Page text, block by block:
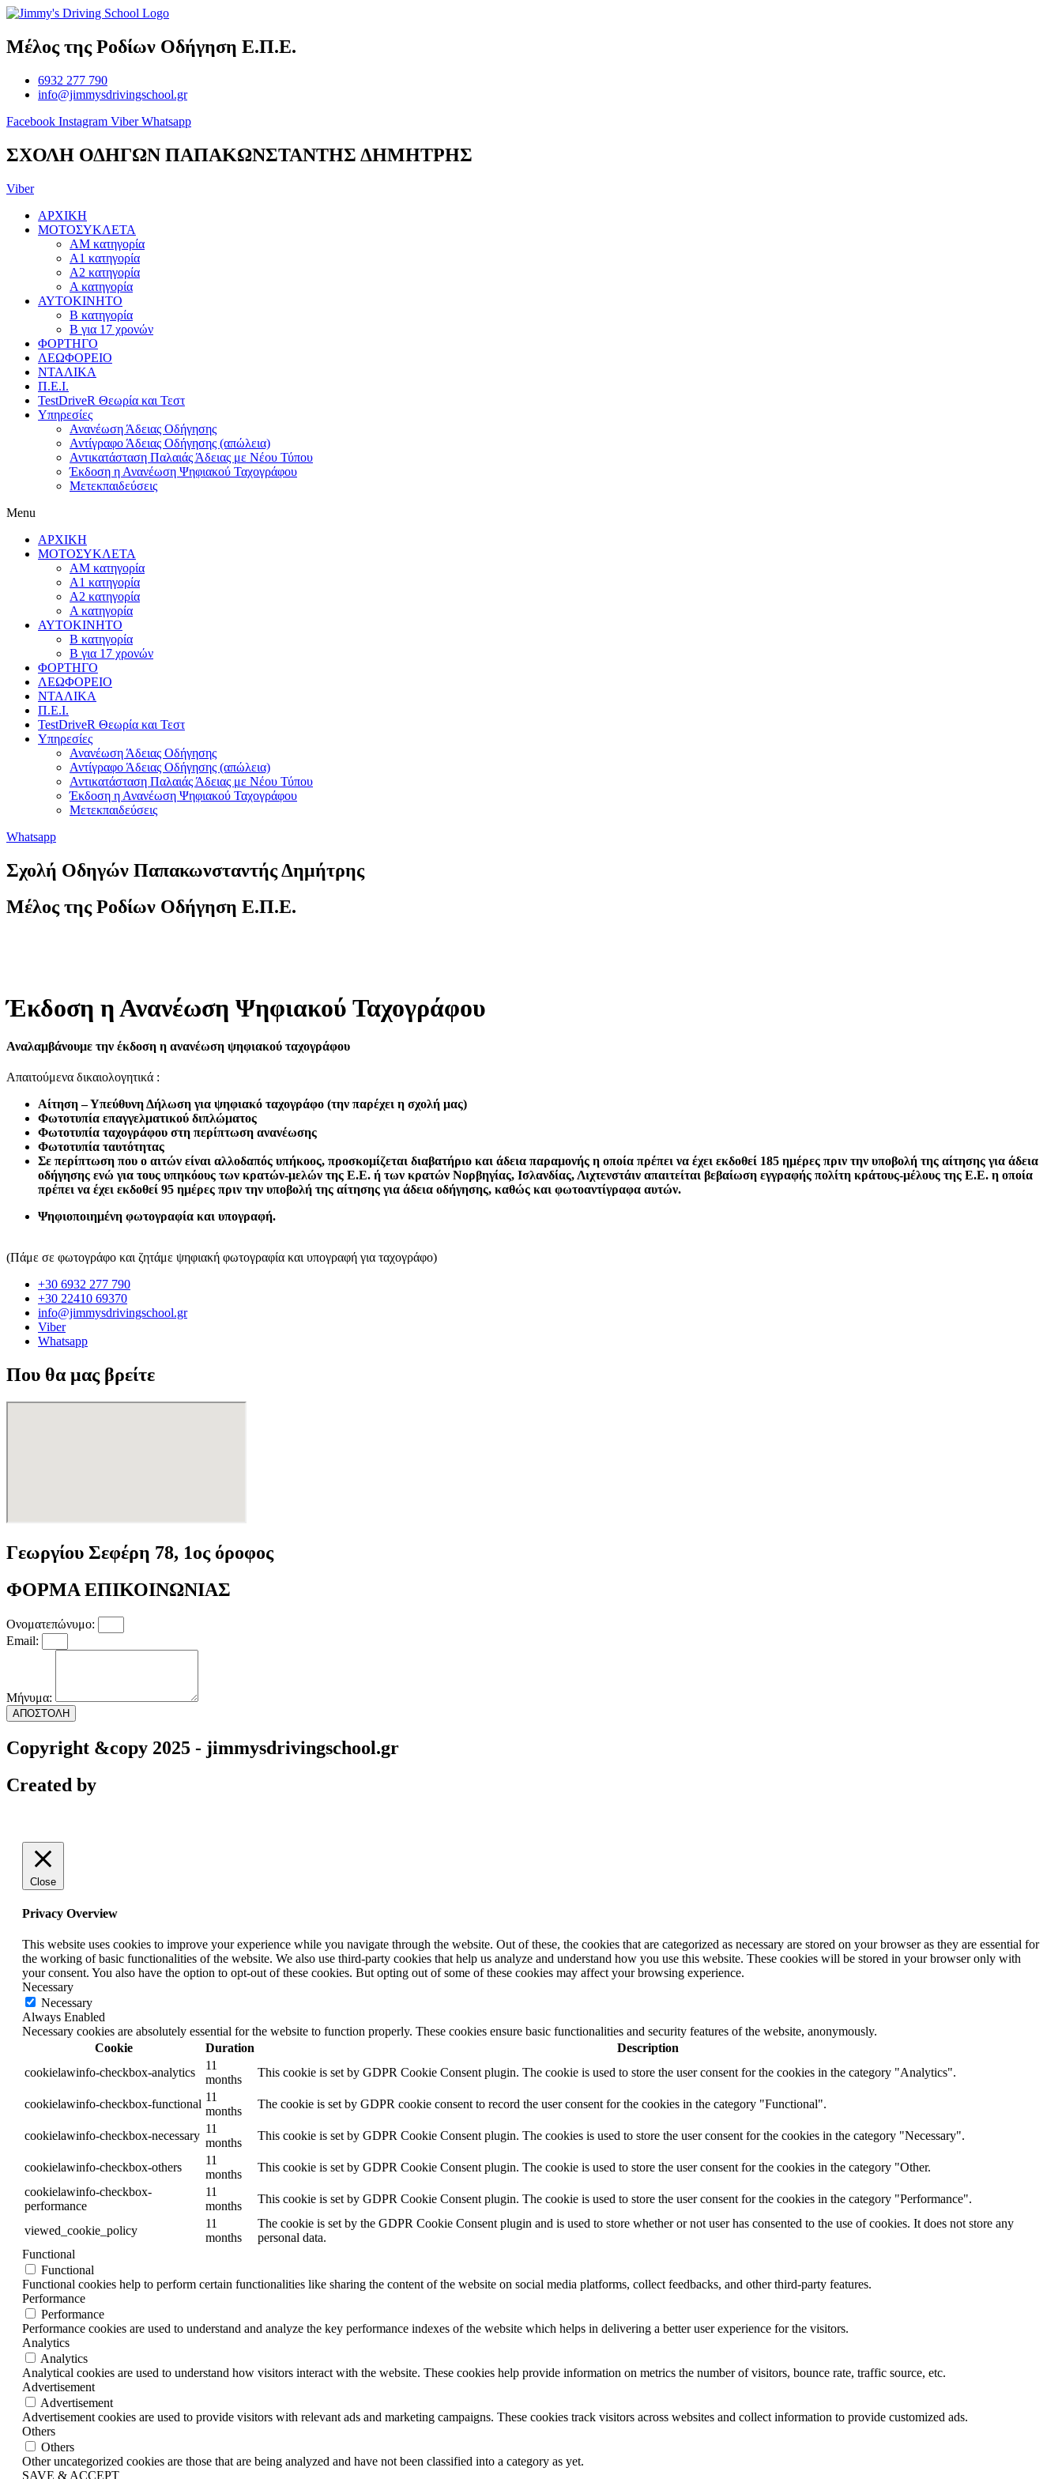
Μετάβαση
περιεχόμενο
Μέλος της Ροδίων Οδήγηση Ε.Π.Ε.
6932 277 790
info@jimmysdrivingschool.gr
Facebook Instagram Viber Whatsapp
ΣΧΟΛΗ ΟΔΗΓΩΝ ΠΑΠΑΚΩΝΣΤΑΝΤΗΣ ΔΗΜΗΤΡΗΣ
Viber
ΑΡΧΙΚΗ
ΜΟΤΟΣΥΚΛΕΤΑ
ΑΜ κατηγορία
Α1 κατηγορία
Α2 κατηγορία
Α κατηγορία
ΑΥΤΟΚΙΝΗΤΟ
B κατηγορία
Β για 17 χρονών
ΦΟΡΤΗΓΟ
ΛΕΩΦΟΡΕΙΟ
ΝΤΑΛΙΚΑ
Π.Ε.Ι.
TestDriveR Θεωρία και Τεστ
Υπηρεσίες
Ανανέωση Άδειας Οδήγησης
Αντίγραφο Άδειας Οδήγησης (απώλεια)
Αντικατάσταση Παλαιάς Άδειας με Νέου Τύπου
Έκδοση η Ανανέωση Ψηφιακού Ταχογράφου
Μετεκπαιδεύσεις
Menu
ΑΡΧΙΚΗ
ΜΟΤΟΣΥΚΛΕΤΑ
ΑΜ κατηγορία
Α1 κατηγορία
Α2 κατηγορία
Α κατηγορία
ΑΥΤΟΚΙΝΗΤΟ
B κατηγορία
Β για 17 χρονών
ΦΟΡΤΗΓΟ
ΛΕΩΦΟΡΕΙΟ
ΝΤΑΛΙΚΑ
Π.Ε.Ι.
TestDriveR Θεωρία και Τεστ
Υπηρεσίες
Ανανέωση Άδειας Οδήγησης
Αντίγραφο Άδειας Οδήγησης (απώλεια)
Αντικατάσταση Παλαιάς Άδειας με Νέου Τύπου
Έκδοση η Ανανέωση Ψηφιακού Ταχογράφου
Μετεκπαιδεύσεις
Whatsapp
Σχολή Οδηγών Παπακωνσταντής Δημήτρης
Μέλος της Ροδίων Οδήγηση Ε.Π.Ε.
Έκδοση η Ανανέωση Ψηφιακού Ταχογράφου
Αναλαμβάνουμε την έκδοση η ανανέωση ψηφιακού ταχογράφου
Απαιτούμενα δικαιολογητικά :
Αίτηση – Υπεύθυνη Δήλωση για ψηφιακό ταχογράφο (την παρέχει η σχολή μας)
Φωτοτυπία επαγγελματικού διπλώματος
Φωτοτυπία ταχογράφου στη περίπτωση ανανέωσης
Φωτοτυπία ταυτότητας
Σε περίπτωση που ο αιτών είναι αλλοδαπός υπήκοος, προσκομίζεται διαβατήριο και άδεια παραμονής η οποία πρέπει να έχει εκδοθεί 185 ημέρες πριν την υποβολή της αίτησης για άδεια
οδήγησης ενώ για τους υπηκόους των κρατών-μελών της Ε.Ε. ή των κρατών Νορβηγίας, Ισλανδίας, Λιχτενστάιν απαιτείται βεβαίωση εγγραφής πολίτη κράτους-μέλους της Ε.Ε. η οποία
πρέπει να έχει εκδοθεί 95 ημέρες πριν την υποβολή της αίτησης για άδεια οδήγησης, καθώς και φωτοαντίγραφα αυτών.
Ψηφιοποιημένη φωτογραφία και υπογραφή.
(Πάμε σε φωτογράφο και ζητάμε ψηφιακή φωτογραφία και υπογραφή για ταχογράφο)
+30 6932 277 790
+30 22410 69370
info@jimmysdrivingschool.gr
Viber
Whatsapp
Που θα μας βρείτε
Γεωργίου Σεφέρη 78, 1ος όροφος
ΦΟΡΜΑ ΕΠΙΚΟΙΝΩΝΙΑΣ
Ονοματεπώνυμο:
Email:
Μήνυμα:
ΑΠΟΣΤΟΛΗ
Copyright &copy 2025 - jimmysdrivingschool.gr
Created by
Close
Privacy Overview
This website uses cookies to improve your experience while you navigate through the website. Out of these, the cookies that are categorized as necessary are stored on your browser as they are essential for
the working of basic functionalities of the website. We also use third-party cookies that help us analyze and understand how you use this website. These cookies will be stored in your browser only with
your consent. You also have the option to opt-out of these cookies. But opting out of some of these cookies may affect your browsing experience.
Necessary
Necessary
Always Enabled
Necessary cookies are absolutely essential for the website to function properly. These cookies ensure basic functionalities and security features of the website, anonymously.
Cookie
Duration
Description
cookielawinfo-checkbox-analytics
11
months
This cookie is set by GDPR Cookie Consent plugin. The cookie is used to store the user consent for the cookies in the category "Analytics".
cookielawinfo-checkbox-functional
11
months
The cookie is set by GDPR cookie consent to record the user consent for the cookies in the category "Functional".
cookielawinfo-checkbox-necessary
11
months
This cookie is set by GDPR Cookie Consent plugin. The cookies is used to store the user consent for the cookies in the category "Necessary".
cookielawinfo-checkbox-others
11
months
This cookie is set by GDPR Cookie Consent plugin. The cookie is used to store the user consent for the cookies in the category "Other.
cookielawinfo-checkbox-
performance
11
months
This cookie is set by GDPR Cookie Consent plugin. The cookie is used to store the user consent for the cookies in the category "Performance".
viewed_cookie_policy
11
months
The cookie is set by the GDPR Cookie Consent plugin and is used to store whether or not user has consented to the use of cookies. It does not store any
personal data.
Functional
Functional
Functional cookies help to perform certain functionalities like sharing the content of the website on social media platforms, collect feedbacks, and other third-party features.
Performance
Performance
Performance cookies are used to understand and analyze the key performance indexes of the website which helps in delivering a better user experience for the visitors.
Analytics
Analytics
Analytical cookies are used to understand how visitors interact with the website. These cookies help provide information on metrics the number of visitors, bounce rate, traffic source, etc.
Advertisement
Advertisement
Advertisement cookies are used to provide visitors with relevant ads and marketing campaigns. These cookies track visitors across websites and collect information to provide customized ads.
Others
Others
Other uncategorized cookies are those that are being analyzed and have not been classified into a category as yet.
SAVE & ACCEPT